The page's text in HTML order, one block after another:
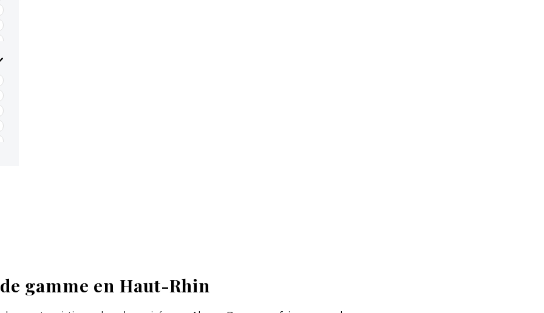
gamme en Haut-Rhin